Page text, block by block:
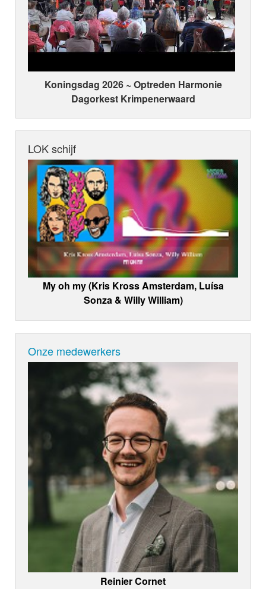
Koningsdag 2026 ~ Optreden Harmonie
Dagorkest Krimpenerwaard
LOK schijf
My oh my (Kris Kross Amsterdam, Luísa
Sonza & Willy William)
Onze medewerkers
Reinier Cornet